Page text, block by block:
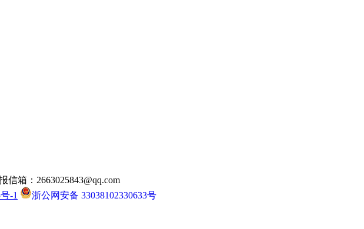
信箱：2663025843@qq.com
-1 浙公网安备 33038102330633号